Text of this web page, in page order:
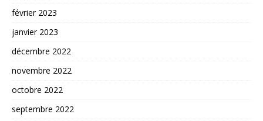
février 2023
janvier 2023
décembre 2022
novembre 2022
octobre 2022
septembre 2022